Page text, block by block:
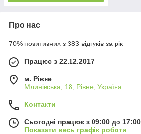
Про нас
70% позитивних з 383 відгуків за рік
Працює з 22.12.2017
м. Рівне
Млинівська, 18, Рівне, Україна
Контакти
Сьогодні працює з 09:00 до 17:00
Показати весь графік роботи